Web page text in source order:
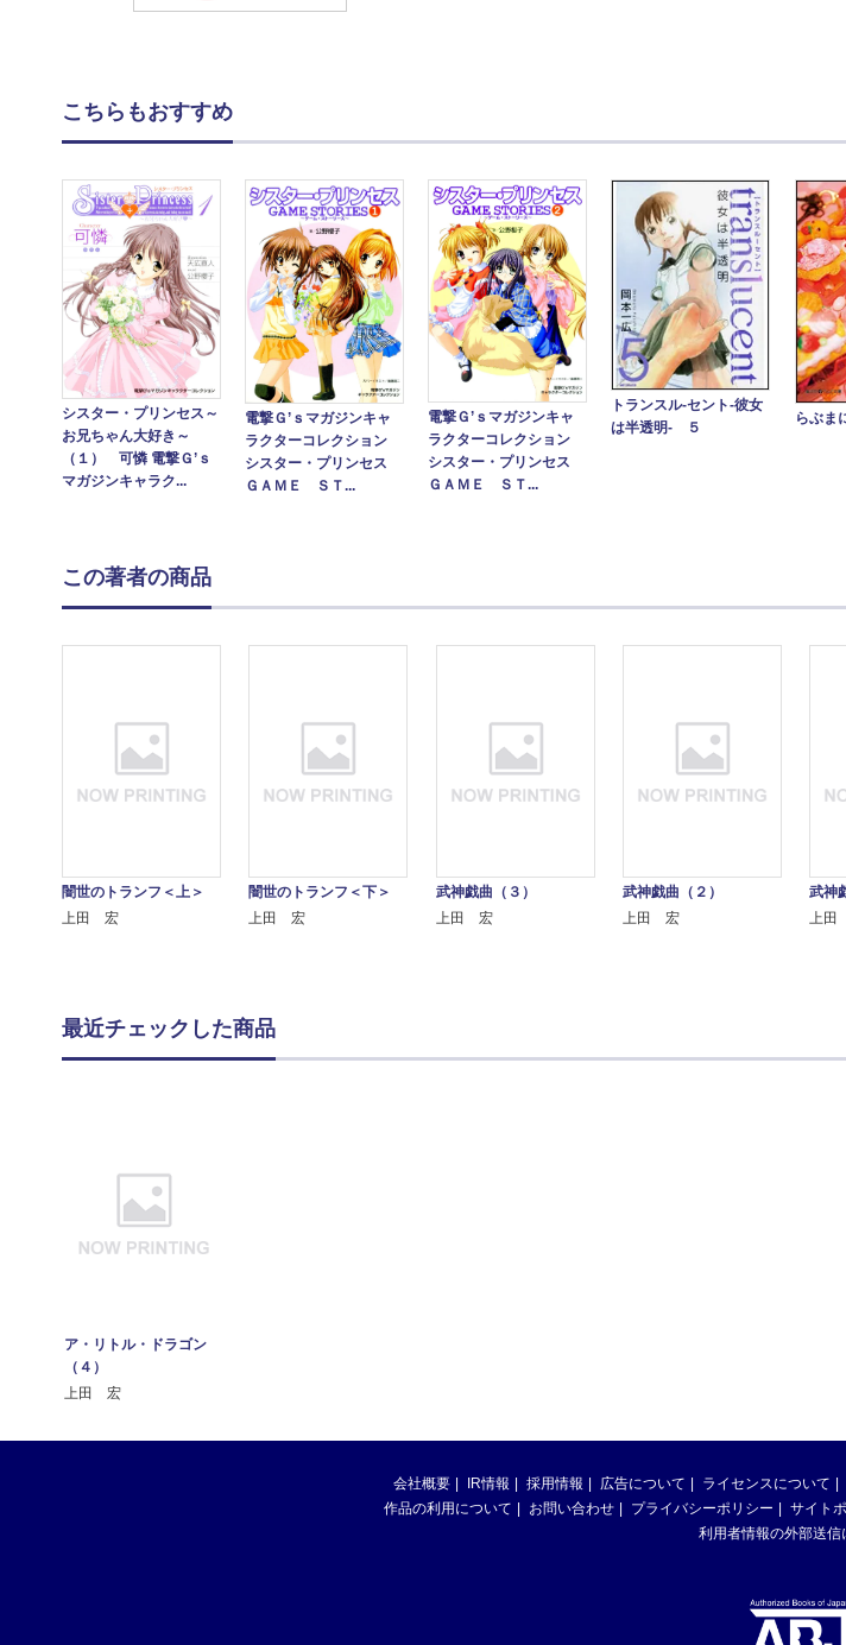
こちらもおすすめ
シスター・プリンセス～
お兄ちゃん大好き～
（１） 可憐 電撃Ｇ’ｓ
マガジンキャラク...
電撃Ｇ’ｓマガジンキャ
ラクターコレクション
シスター・プリンセス
ＧＡＭＥ ＳＴ...
電撃Ｇ’ｓマガジンキャ
ラクターコレクション
シスター・プリンセス
ＧＡＭＥ ＳＴ...
トランスル‐セント‐彼女
は半透明‐ ５
らぶま
この著者の商品
闇世のトランフ＜上＞
上田 宏
闇世のトランフ＜下＞
上田 宏
武神戯曲（３）
上田 宏
武神戯曲（２）
上田 宏
武神
上
最近チェックした商品
ア・リトル・ドラゴン
（４）
上田 宏
会社概要 IR情報 採用情報 広告について ライセンスについて
作品の利用について
お問い合わせ プライバシーポリシー サイト
利用者情報の外部送信